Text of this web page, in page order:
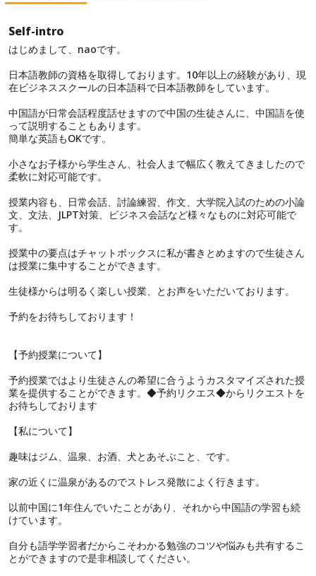
Self-intro
はじめまして、naoです。
日本語教師の資格を取得しております。10年以上の経験があり、現
在ビジネススクールの日本語科で日本語教師をしています。
中国語が日常会話程度話せますので中国の生徒さんに、中国語を使
って説明することもあります。
簡単な英語もOKです。
小さなお子様から学生さん、社会人まで幅広く教えてきましたので
柔軟に対応可能です。
授業内容も、日常会話、討論練習、作文、大学院入試のための小論
文、文法、JLPT対策、ビジネス会話など様々なものに対応可能で
す。
授業中の要点はチャットボックスに私が書きとめますので生徒さん
は授業に集中することができます。
生徒様からは明るく楽しい授業、とお声をいただいております。
予約をお待ちしております！
【予約授業について】
予約授業ではより生徒さんの希望に合うようカスタマイズされた授
業を提供することができます。◆予約リクエス◆からリクエストを
お待ちしております
【私について】
趣味はジム、温泉、お酒、犬とあそぶこと、です。
家の近くに温泉があるのでストレス発散によく行きます。
以前中国に1年住んでいたことがあり、それから中国語の学習も続
けています。
自分も語学学習者だからこそわかる勉強のコツや悩みも共有するこ
とができますので是非相談してください。